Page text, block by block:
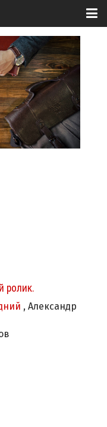
ролик.
, Александр